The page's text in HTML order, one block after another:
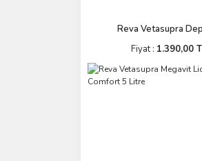
Reva Vetasupra
Fiyat : 1.390,00